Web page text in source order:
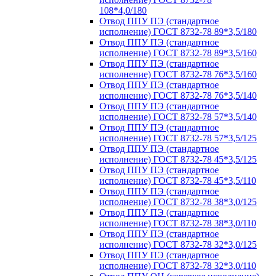
108*4,0/180
Отвод ППУ ПЭ (стандартное
исполнение) ГОСТ 8732-78 89*3,5/180
Отвод ППУ ПЭ (стандартное
исполнение) ГОСТ 8732-78 89*3,5/160
Отвод ППУ ПЭ (стандартное
исполнение) ГОСТ 8732-78 76*3,5/160
Отвод ППУ ПЭ (стандартное
исполнение) ГОСТ 8732-78 76*3,5/140
Отвод ППУ ПЭ (стандартное
исполнение) ГОСТ 8732-78 57*3,5/140
Отвод ППУ ПЭ (стандартное
исполнение) ГОСТ 8732-78 57*3,5/125
Отвод ППУ ПЭ (стандартное
исполнение) ГОСТ 8732-78 45*3,5/125
Отвод ППУ ПЭ (стандартное
исполнение) ГОСТ 8732-78 45*3,5/110
Отвод ППУ ПЭ (стандартное
исполнение) ГОСТ 8732-78 38*3,0/125
Отвод ППУ ПЭ (стандартное
исполнение) ГОСТ 8732-78 38*3,0/110
Отвод ППУ ПЭ (стандартное
исполнение) ГОСТ 8732-78 32*3,0/125
Отвод ППУ ПЭ (стандартное
исполнение) ГОСТ 8732-78 32*3,0/110